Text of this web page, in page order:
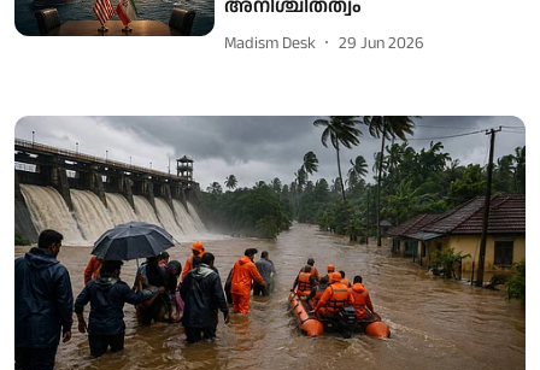
അനിശ്ചിതത്വം
Madism Desk 29 Jun 2026